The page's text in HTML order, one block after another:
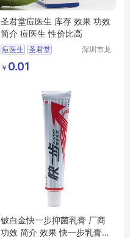
圣君堂痘医生 库存 效果 功效
简介 痘医生 性价比高
痘医生 圣君堂
圣君堂痘医生
深圳市龙
￥ 0.01
铍白金快一步抑菌乳膏 厂商
功效 简介 效果 快一步乳膏